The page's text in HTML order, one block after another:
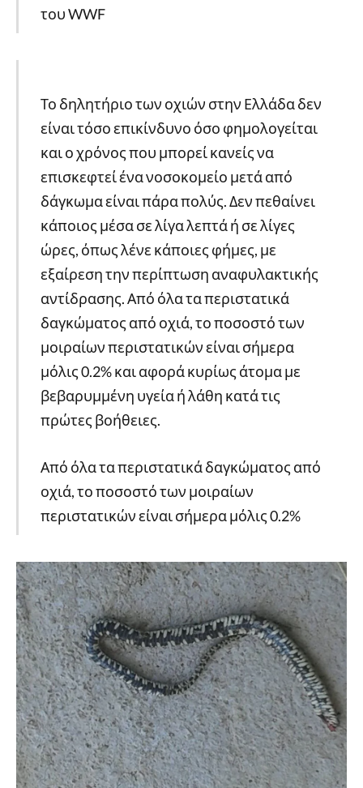
του WWF
Το δηλητήριο των οχιών στην Ελλάδα δεν
είναι τόσο επικίνδυνο όσο φημολογείται
και ο χρόνος που μπορεί κανείς να
επισκεφτεί ένα νοσοκομείο μετά από
δάγκωμα είναι πάρα πολύς. Δεν πεθαίνει
κάποιος μέσα σε λίγα λεπτά ή σε λίγες
ώρες, όπως λένε κάποιες φήμες, με
εξαίρεση την περίπτωση αναφυλακτικής
αντίδρασης. Από όλα τα περιστατικά
δαγκώματος από οχιά, το ποσοστό των
μοιραίων περιστατικών είναι σήμερα
μόλις 0.2% και αφορά κυρίως άτομα με
βεβαρυμμένη υγεία ή λάθη κατά τις
πρώτες βοήθειες.
Από όλα τα περιστατικά δαγκώματος από
οχιά, το ποσοστό των μοιραίων
περιστατικών είναι σήμερα μόλις 0.2%